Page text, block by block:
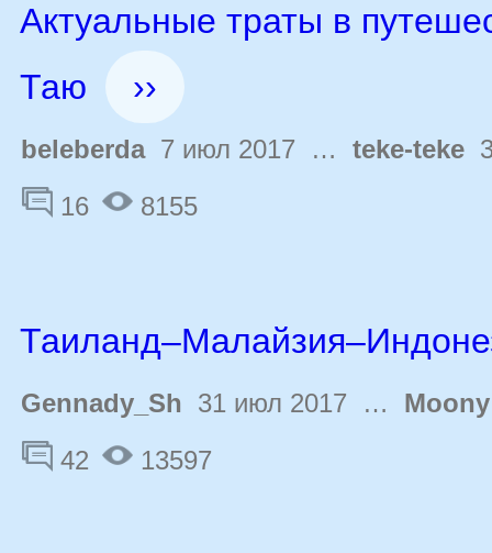
Актуальные траты в
Таю
››
beleberda7 июл 2017 … teke-teke
16
8155
Gennady_Sh 31 июл 2017 … Moony
42
13597